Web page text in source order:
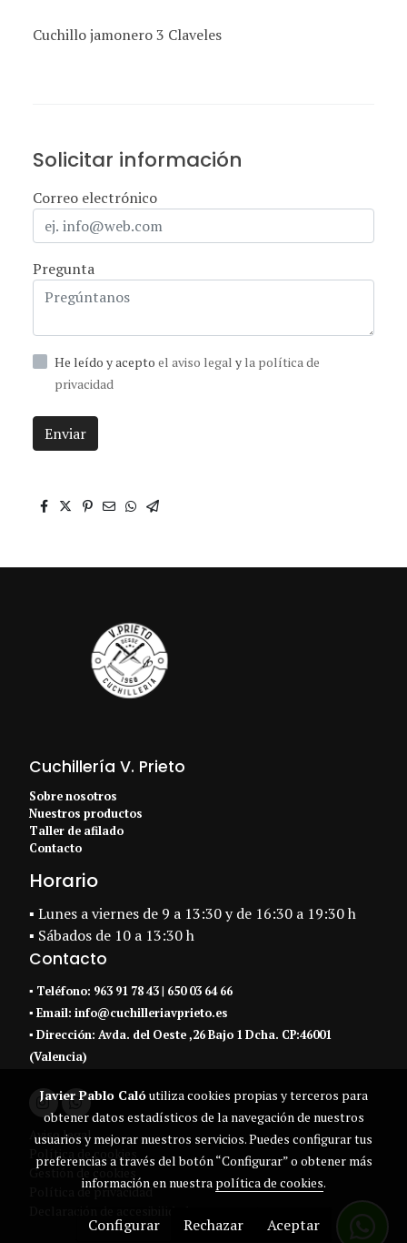
Cuchillo jamonero 3 Claveles
Solicitar información
Correo electrónico
Pregunta
He leído y acepto el aviso legal y la política de
privacidad
Enviar
Cuchillería V. Prieto
Sobre nosotros
Nuestros productos
Taller de afilado
Contacto
Horario
▪ Lunes a viernes de 9 a 13:30 y de 16:30 a 19:30 h
▪ Sábados de 10 a 13:30 h
Contacto
▪ Teléfono: 963 91 78 43| 650 03 64 66
▪ Email: info@cuchilleriavprieto.es
▪ Dirección: Avda. del Oeste ,26 Bajo 1 Dcha. CP:46001
(Valencia)
Aviso legal
Política de cookies
Gestión de cookies
Política de privacidad
Javier Pablo Calóutiliza cookies propias y terceros para
obtener datos estadísticos de la navegación de nuestros
usuarios y mejorar nuestros servicios. Puedes configurar tus
preferencias a través del botón “Configurar” o obtener más
información en nuestra política de cookies.
Configurar Rechazar Aceptar